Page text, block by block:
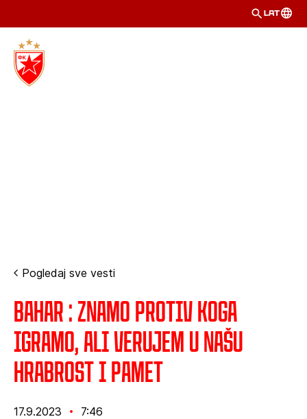
LAT
Pogledaj sve vesti
Bahar : Znamo protiv koga
igramo, ali verujem u našu
hrabrost i pamet
17.9.2023 7:46